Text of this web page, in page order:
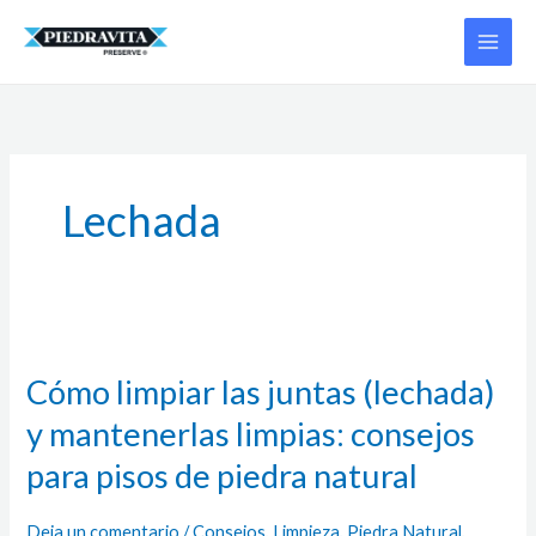
Lechada
Cómo limpiar las juntas (lechada)
y mantenerlas limpias: consejos
para pisos de piedra natural
las
(lechada)
y
mantenerlas
limpias: